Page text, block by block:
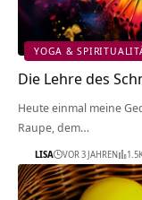
YOGA &
Die Lehre des
Heute einmal meine
Raupe, dem…
LISA VOR 3 JAHREN